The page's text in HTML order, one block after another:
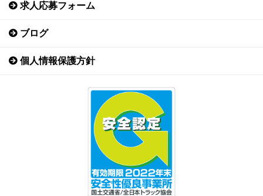
求人応募フォーム
ブログ
個人情報保護方針